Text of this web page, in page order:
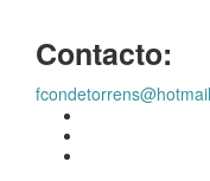
Contacto: